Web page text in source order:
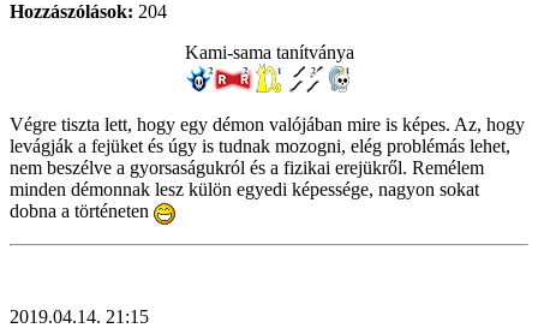
Hozzászólások: 204
Kami-sama tanítványa
Végre tiszta lett, hogy egy démon valójában mire is képes. Az, hogy
levágják a fejüket és úgy is tudnak mozogni, elég problémás lehet,
nem beszélve a gyorsaságukról és a fizikai erejükről. Remélem
minden démonnak lesz külön egyedi képessége, nagyon sokat
dobna a történeten
2019.04.14. 21:15